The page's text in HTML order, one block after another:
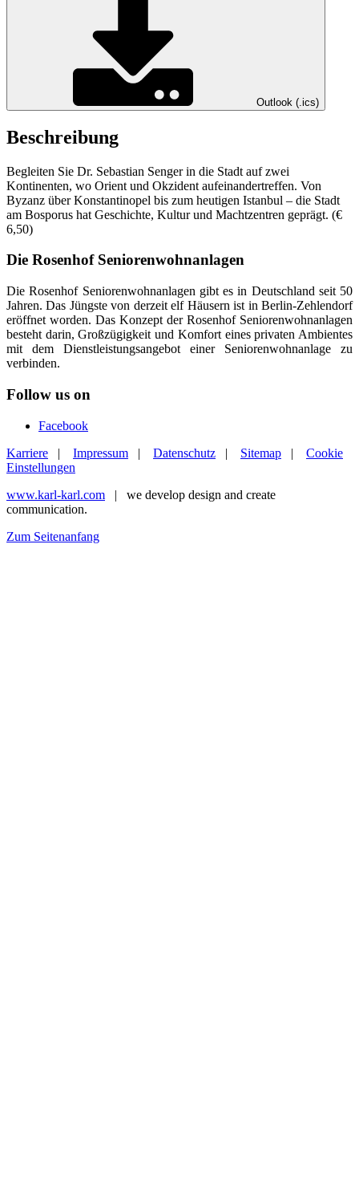
Outlook (.ics)
Beschreibung
Begleiten Sie Dr. Sebastian Senger in die Stadt auf zwei
Kontinenten, wo Orient und Okzident aufeinandertreffen. Von
Byzanz über Konstantinopel bis zum heutigen Istanbul – die Stadt
am Bosporus hat Geschichte, Kultur und Machtzentren geprägt. (€
6,50)
Die Rosenhof Seniorenwohnanlagen
Die Rosenhof Seniorenwohnanlagen gibt es in Deutschland seit 50
Jahren. Das Jüngste von derzeit elf Häusern ist in Berlin-Zehlendorf
eröffnet worden. Das Konzept der Rosenhof Seniorenwohnanlagen
besteht darin, Großzügigkeit und Komfort eines privaten Ambientes
mit dem Dienstleistungsangebot einer Seniorenwohnanlage zu
verbinden.
Follow us on
Facebook
Karriere | Impressum | Datenschutz | Sitemap | Cookie
Einstellungen
www.karl-karl.com | we develop design and create
communication.
Zum Seitenanfang